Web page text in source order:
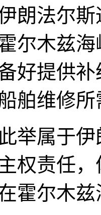
朗法尔
尔木兹
好提供
舶维修
举属于
权责任
霍尔木